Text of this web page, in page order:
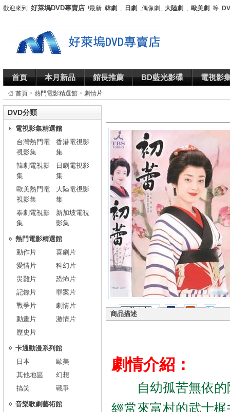
歡迎來到 好萊塢DVD專賣店 !最新 韓劇 , 日劇 ,偶像劇, 大陸劇 , 歐美劇 等
首頁 本月新品 館長推薦 BD藍光影碟 電視影
首頁 > 熱門電影精選館 > 劇情片
商品描述
劇情介紹：
自幼孤苦無依的
經常來富村的武士
DVD分類
電視影集精選館
台灣熱門電
視影集
香港電視影
集
韓劇電視影
集
日劇電視影
集
歐美熱門電
視影集
大陸電視影
集
泰劇電視影
集
新加坡電視
影集
熱門電影精選館
動作片
喜劇片
愛情片
科幻片
災難片
恐怖片
記錄片
罪案片
戰爭片
劇情片
動畫片
激情片
歷史片
卡通動漫系列館
日本
歐美
其他地區
幻想
搞笑
戰爭
音樂歌劇藝術館